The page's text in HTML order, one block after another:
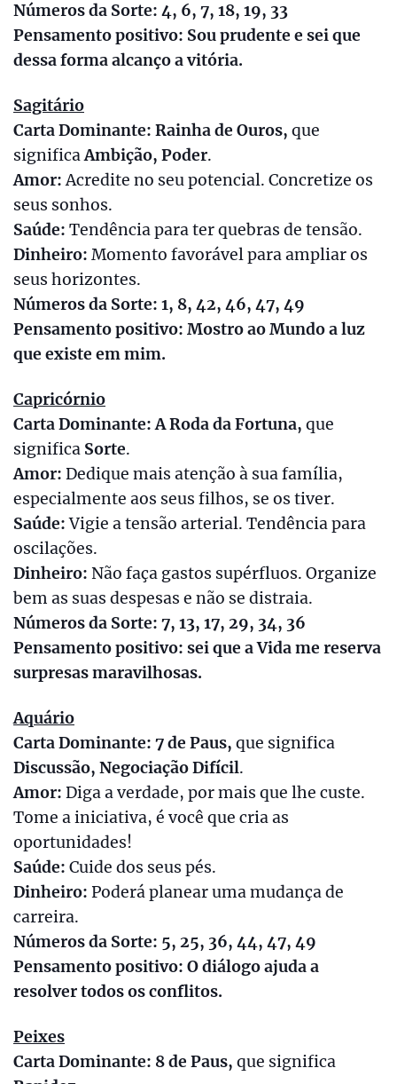
Números da Sorte: 4, 6, 7, 18, 19, 33
Pensamento positivo: Sou prudente e sei que
dessa forma alcanço a vitória.
Sagitário
Carta Dominante: Rainha de Ouros, que
significaAmbição, Poder.
Amor:Acredite no seu potencial. Concretize os
seus sonhos.
Saúde: Tendência para ter quebras de tensão.
Dinheiro: Momento favorável para ampliar os
seus horizontes.
Números da Sorte: 1, 8, 42, 46, 47, 49
Pensamento positivo: Mostro ao Mundo a luz
que existe em mim.
Capricórnio
Carta Dominante: A Roda da Fortuna, que
significa Sorte.
Amor: Dedique mais atenção à sua família,
especialmente aos seus filhos, se os tiver.
Saúde:Vigie a tensão arterial. Tendência para
oscilações.
Dinheiro: Não faça gastos supérfluos. Organize
bem as suas despesas e não se distraia.
Números da Sorte: 7, 13, 17, 29, 34, 36
Pensamento positivo: sei que a Vida me reserva
surpresas maravilhosas.
Aquário
Carta Dominante: 7 de Paus, que significa
Discussão, Negociação Difícil.
Amor: Diga a verdade, por mais que lhe custe.
Tome a iniciativa, é você que cria as
oportunidades!
Saúde: Cuide dos seus pés.
Dinheiro: Poderá planear uma mudança de
carreira.
Números da Sorte: 5, 25, 36, 44, 47, 49
Pensamento positivo: O diálogo ajuda a
resolver todos os conflitos.
Peixes
Carta Dominante: 8 de Paus, que significa